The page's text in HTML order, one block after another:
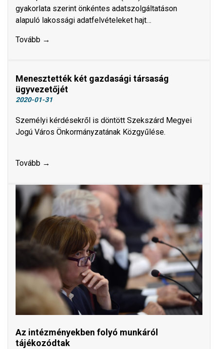
gyakorlata szerint önkéntes adatszolgáltatáson
alapuló lakossági adatfelvételeket hajt…
Tovább →
Menesztették két gazdasági társaság
ügyvezetőjét
2020-01-31
Személyi kérdésekről is döntött Szekszárd Megyei
Jogú Város Önkormányzatának Közgyűlése.
Tovább →
Az intézményekben folyó munkáról
tájékozódtak